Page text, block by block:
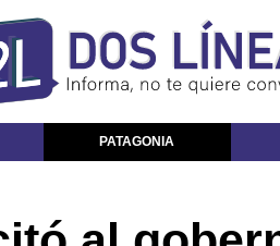
PATAGONIA